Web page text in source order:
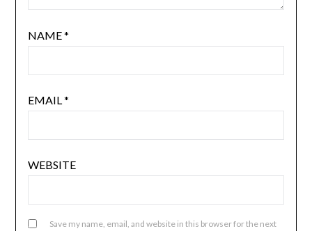
NAME*
EMAIL*
WEBSITE
Save my name, email, and website in this browser for the next